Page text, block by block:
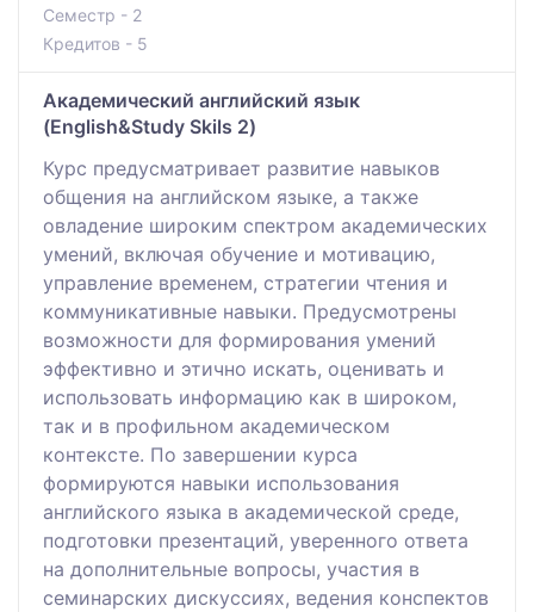
Семестр - 2
Кредитов - 5
Академический английский язык
(English&Study Skils 2)
Курс предусматривает развитие навыков
общения на английском языке, а также
овладение широким спектром академических
умений, включая обучение и мотивацию,
управление временем, стратегии чтения и
коммуникативные навыки. Предусмотрены
возможности для формирования умений
эффективно и этично искать, оценивать и
использовать информацию как в широком,
так и в профильном академическом
контексте. По завершении курса
формируются навыки использования
английского языка в академической среде,
подготовки презентаций, уверенного ответа
на дополнительные вопросы, участия в
семинарских дискуссиях, ведения конспектов